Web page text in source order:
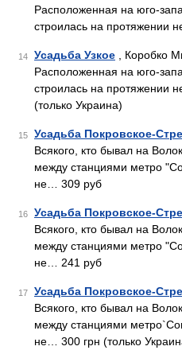
Расположенная на юго-
строилась на протяжении
14 Усадьба Узкое , Коробко
Расположенная на юго-
строилась на протяжении
(только Украина)
15 Усадьба Покровское-
Всякого, кто бывал на
между станциями метро
не… 309 руб
16 Усадьба Покровское-
Всякого, кто бывал на
между станциями метро
не… 241 руб
17 Усадьба Покровское-
Всякого, кто бывал на
между станциями
не… 300 грн (только